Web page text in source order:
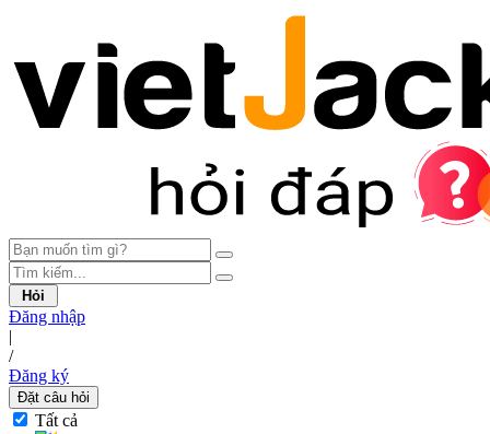
Hỏi
Đăng nhập
|
/
Đăng ký
Đặt câu hỏi
Tất cả